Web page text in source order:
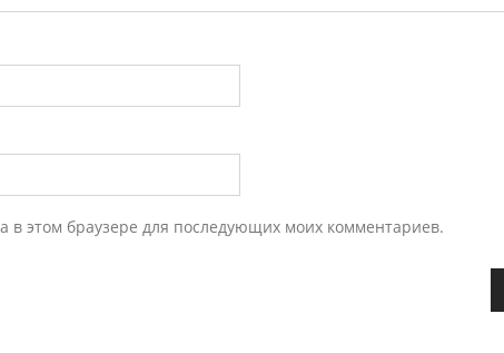
в этом браузере для последующих моих комментариев.